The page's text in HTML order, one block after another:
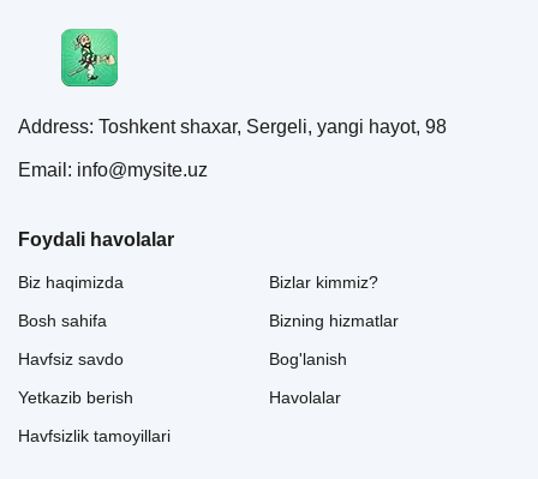
Address: Toshkent shaxar, Sergeli, yangi hayot, 98
Email: info@mysite.uz
Foydali havolalar
Biz haqimizda
Bosh sahifa
Havfsiz savdo
Yetkazib berish
Havfsizlik tamoyillari
Bizlar kimmiz?
Bizning hizmatlar
Bog'lanish
Havolalar